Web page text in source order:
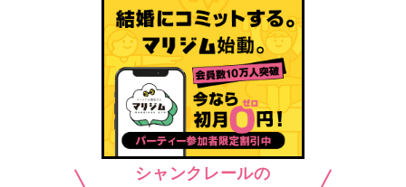
シャンクレールの